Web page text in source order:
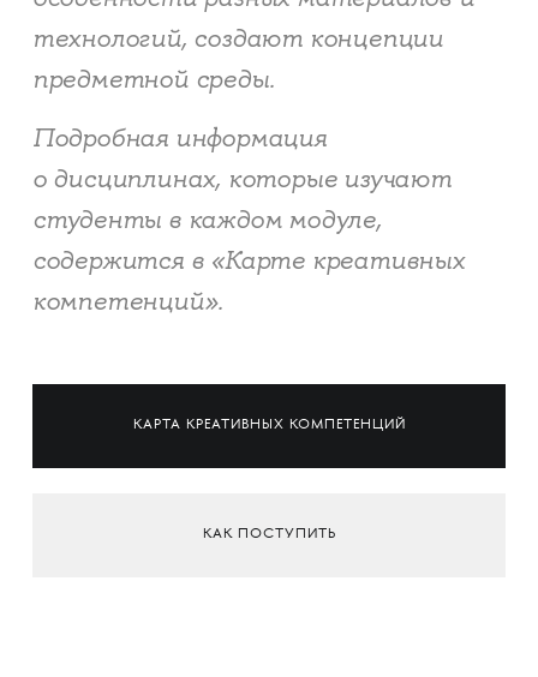
технологий, создают концепции
предметной среды.
Подробная информация
о дисциплинах, которые изучают
студенты в каждом модуле,
содержится в «Карте креативных
компетенций».
КАРТА КРЕАТИВНЫХ КОМПЕТЕНЦИЙ
КАК ПОСТУПИТЬ